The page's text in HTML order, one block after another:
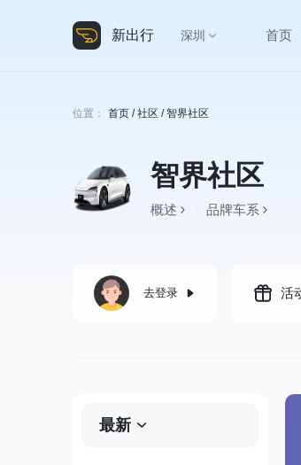
新出行 深圳 首页
位置： 首页 /社区 / 智界社区
智界社区
概述 品牌车系
去登录 活
最新
感兴趣的可以根据自...